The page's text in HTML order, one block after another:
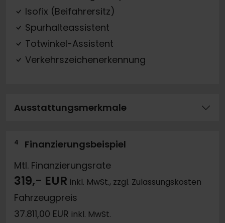
Isofix (Beifahrersitz)
Spurhalteassistent
Totwinkel-Assistent
Verkehrszeichenerkennung
Ausstattungsmerkmale
4
Finanzierungsbeispiel
Mtl. Finanzierungsrate
319,- EUR inkl. MwSt., zzgl. Zulassungskosten
Fahrzeugpreis
37.811,00 EUR inkl. MwSt.